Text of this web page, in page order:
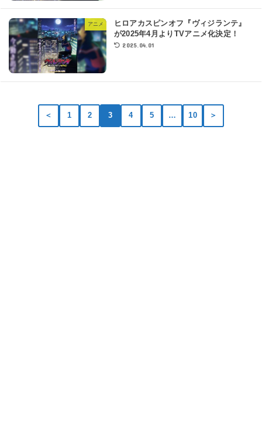
アニメ
ヒロアカスピンオフ『ヴィジランテ』
が2025年4月よりTVアニメ化決定！
2025.04.01
＜ 1 2 3 4 5 … 10 ＞